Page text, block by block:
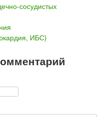
сосудистых
ИБС)